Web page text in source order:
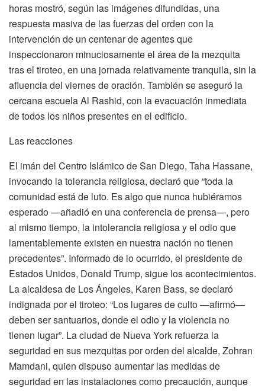
horas mostró, según las imágenes difundidas, una
respuesta masiva de las fuerzas del orden con la
intervención de un centenar de agentes que
inspeccionaron minuciosamente el área de la mezquita
tras el tiroteo, en una jornada relativamente tranquila, sin la
afluencia del viernes de oración. También se aseguró la
cercana escuela Al Rashid, con la evacuación inmediata
de todos los niños presentes en el edificio.
Las reacciones
El imán del Centro Islámico de San Diego, Taha Hassane,
invocando la tolerancia religiosa, declaró que “toda la
comunidad está de luto. Es algo que nunca hubiéramos
esperado —añadió en una conferencia de prensa—, pero
al mismo tiempo, la intolerancia religiosa y el odio que
lamentablemente existen en nuestra nación no tienen
precedentes”. Informado de lo ocurrido, el presidente de
Estados Unidos, Donald Trump, sigue los acontecimientos.
La alcaldesa de Los Ángeles, Karen Bass, se declaró
indignada por el tiroteo: “Los lugares de culto —afirmó—
deben ser santuarios, donde el odio y la violencia no
tienen lugar”. La ciudad de Nueva York refuerza la
seguridad en sus mezquitas por orden del alcalde, Zohran
Mamdani, quien dispuso aumentar las medidas de
seguridad en las instalaciones como precaución, aunque